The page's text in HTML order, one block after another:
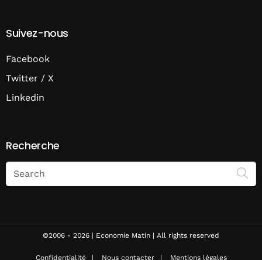
Suivez-nous
Facebook
Twitter / X
Linkedin
Recherche
Search
on
Economie
©2006 - 2026 | Economie Matin | All rights reserved
Confidentialité Nous contacter Mentions légales